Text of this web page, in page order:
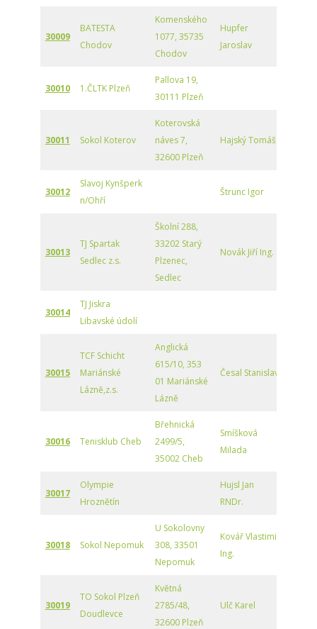
30009
BATESTA
Chodov
Komenského
1077, 35735
Chodov
Hupfer
Jaroslav
30010 1.ČLTK Plzeň
Pallova 19,
30111 Plzeň
30011 Sokol Koterov
Koterovská
náves 7,
32600 Plzeň
Hajský Tomáš
30012
Slavoj Kynšperk
n/Ohří
Štrunc Igor
30013
TJ Spartak
Sedlec z.s.
Školní 288,
33202 Starý
Plzenec,
Sedlec
Novák Jiří Ing.
30014
TJ Jiskra
Libavské údolí
30015
TCF Schicht
Mariánské
Lázně,z.s.
Anglická
615/10, 353
01 Mariánské
Lázně
Česal Stanislav
30016 Tenisklub Cheb
Břehnická
2499/5,
35002 Cheb
Smíšková
Milada
30017
Olympie
Hroznětín
Hujsl Jan
RNDr.
30018 Sokol Nepomuk
U Sokolovny
308, 33501
Nepomuk
Kovář Vlastimil
Ing.
30019
TO Sokol Plzeň
Doudlevce
Květná
2785/48,
32600 Plzeň
Ulč Karel